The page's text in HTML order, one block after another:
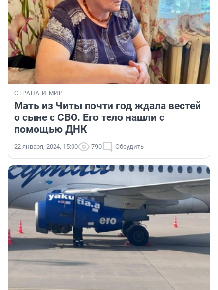
СТРАНА И МИР
Мать из Читы почти год ждала вестей
о сыне с СВО. Его тело нашли с
помощью ДНК
22 января, 2024, 15:00 790 Обсудить